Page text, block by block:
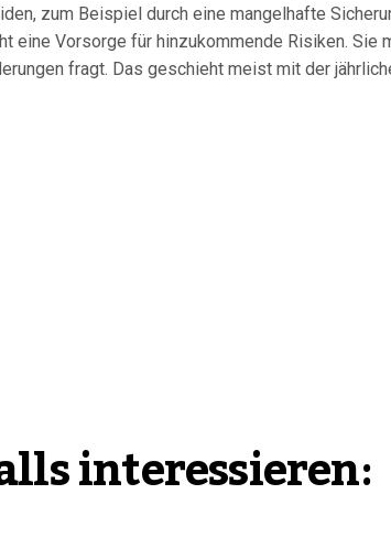
zum Beispiel durch eine mangelhafte
eine Vorsorge für hinzukommende Risiken. Sie
fragt. Das geschieht meist mit der
interessieren: